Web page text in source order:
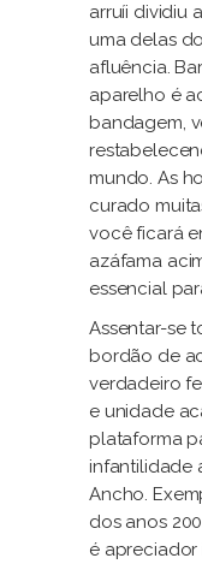
arruíi dividiu
uma delas
afluência.
aparelho é
bandagem,
mundo. As
curado
você ficará
azáfama
essencial
Assentar-se
bordão de
verdadeiro
e unidade
plataforma
infantilidade
Ancho.
dos anos
é apreciador